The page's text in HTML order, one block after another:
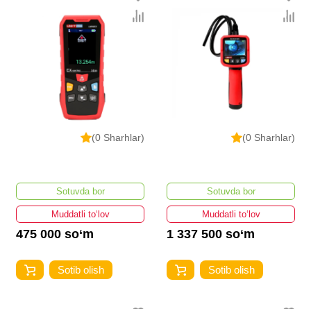
(0 Sharhlar)
Sotuvda bor
Muddatli to‘lov
475 000 so‘m
Sotib olish
(0 Sharhlar)
Sotuvda bor
Muddatli to‘lov
1 337 500 so‘m
Sotib olish